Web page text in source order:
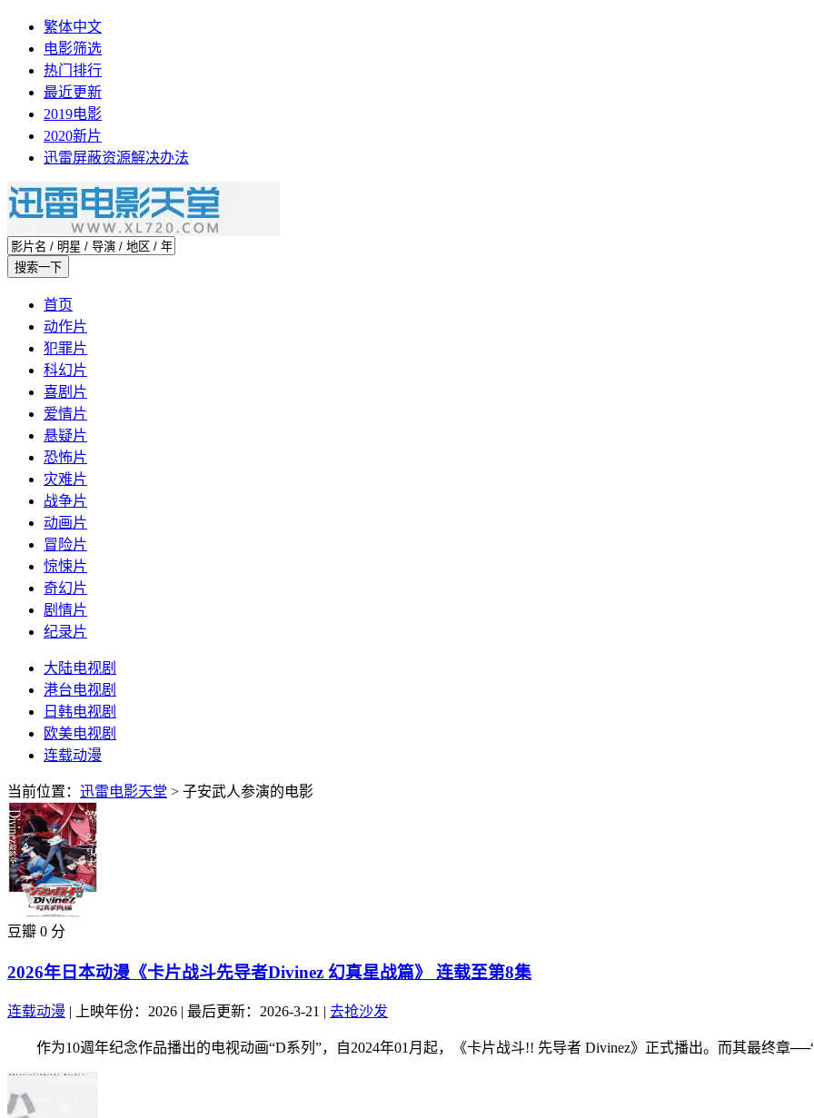
繁体中文
电影筛选
热门排行
最近更新
2019电影
2020新片
迅雷屏蔽资源解决办法
首页
动作片
犯罪片
科幻片
喜剧片
爱情片
悬疑片
恐怖片
灾难片
战争片
动画片
冒险片
惊悚片
奇幻片
剧情片
纪录片
大陆电视剧
港台电视剧
日韩电视剧
欧美电视剧
连载动漫
当前位置： 迅雷电影天堂 > 子安武人参演的电影
豆瓣 0 分
2026年日本动漫《卡片战斗先导者Divinez 幻真星战篇》 连载至第8集
连载动漫 | 上映年份：2026 | 最后更新：2026-3-21 | 去抢沙发
作为10週年纪念作品播出的电视动画“D系列”，自2024年01月起，《卡片战斗!! 先导者 Divinez》正式播出。而其最终章